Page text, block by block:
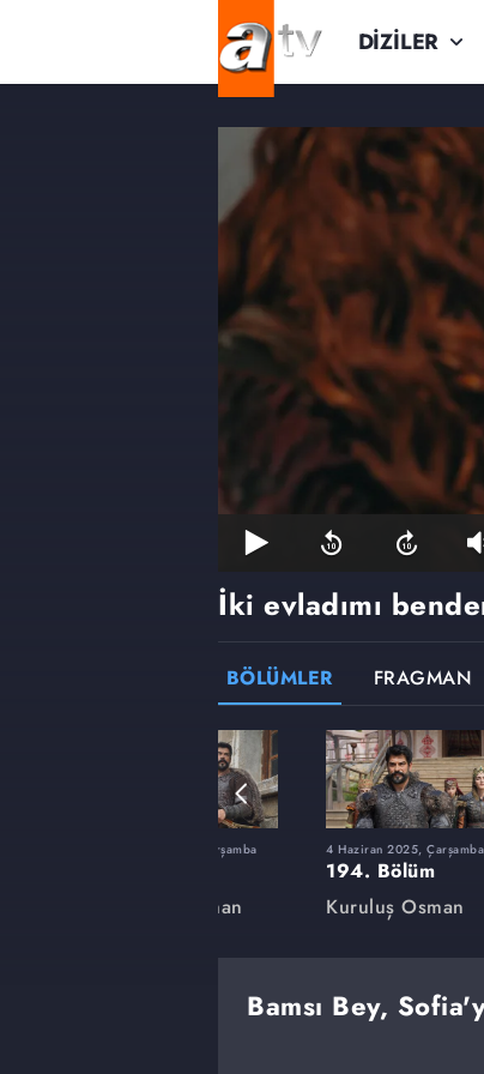
DİZİLER
İki evladımı
BÖLÜMLER FRAGMAN
12 Şubat 2025, Çarşamba
Kuruluş Osman
4 Haziran 2025, Çarşamba
194. Bölüm
Kuruluş Osman
Bamsı Bey,